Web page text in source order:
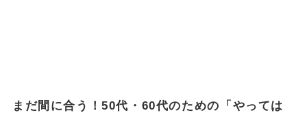
まだ間に合う！50代・60代のための「やっては